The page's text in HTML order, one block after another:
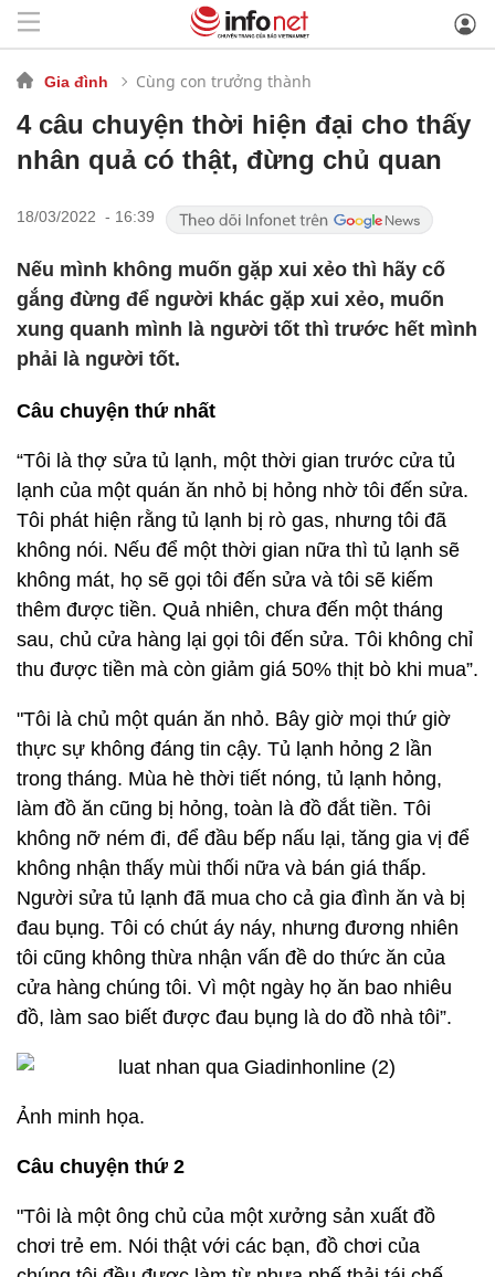
Gia đình Cùng con trưởng thành
4 câu chuyện thời hiện đại cho thấy
nhân quả có thật, đừng chủ quan
18/03/2022 - 16:39
Nếu mình không muốn gặp xui xẻo thì hãy cố
gắng đừng để người khác gặp xui xẻo, muốn
xung quanh mình là người tốt thì trước hết mình
phải là người tốt.
Câu chuyện thứ nhất
“Tôi là thợ sửa tủ lạnh, một thời gian trước cửa tủ
lạnh của một quán ăn nhỏ bị hỏng nhờ tôi đến sửa.
Tôi phát hiện rằng tủ lạnh bị rò gas, nhưng tôi đã
không nói. Nếu để một thời gian nữa thì tủ lạnh sẽ
không mát, họ sẽ gọi tôi đến sửa và tôi sẽ kiếm
thêm được tiền. Quả nhiên, chưa đến một tháng
sau, chủ cửa hàng lại gọi tôi đến sửa. Tôi không chỉ
thu được tiền mà còn giảm giá 50% thịt bò khi mua”.
"Tôi là chủ một quán ăn nhỏ. Bây giờ mọi thứ giờ
thực sự không đáng tin cậy. Tủ lạnh hỏng 2 lần
trong tháng. Mùa hè thời tiết nóng, tủ lạnh hỏng,
làm đồ ăn cũng bị hỏng, toàn là đồ đắt tiền. Tôi
không nỡ ném đi, để đầu bếp nấu lại, tăng gia vị để
không nhận thấy mùi thối nữa và bán giá thấp.
Người sửa tủ lạnh đã mua cho cả gia đình ăn và bị
đau bụng. Tôi có chút áy náy, nhưng đương nhiên
tôi cũng không thừa nhận vấn đề do thức ăn của
cửa hàng chúng tôi. Vì một ngày họ ăn bao nhiêu
đồ, làm sao biết được đau bụng là do đồ nhà tôi”.
Ảnh minh họa.
Câu chuyện thứ 2
"Tôi là một ông chủ của một xưởng sản xuất đồ
chơi trẻ em. Nói thật với các bạn, đồ chơi của